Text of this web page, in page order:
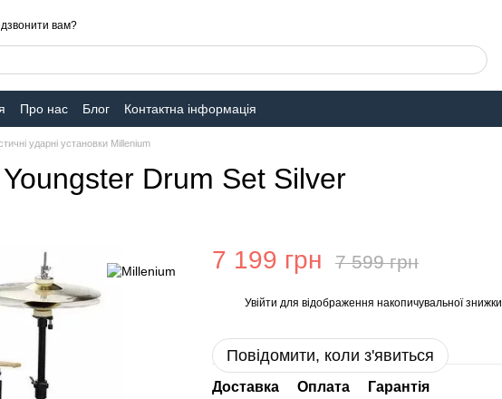
вам?
Про нас Блог Контактна інформація
ударні установки Millenium
Drum Set Silver
7 199 грн 7 599 грн
Увійти для відображення накопичувальної знижки
Повідомити, коли з'явиться
Доставка Оплата Гарантія